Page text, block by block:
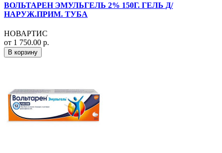
ВОЛЬТАРЕН ЭМУЛЬГЕЛЬ 2% 150Г. ГЕЛЬ Д/
НАРУЖ.ПРИМ. ТУБА
НОВАРТИС
от 1 750.00 р.
В корзину